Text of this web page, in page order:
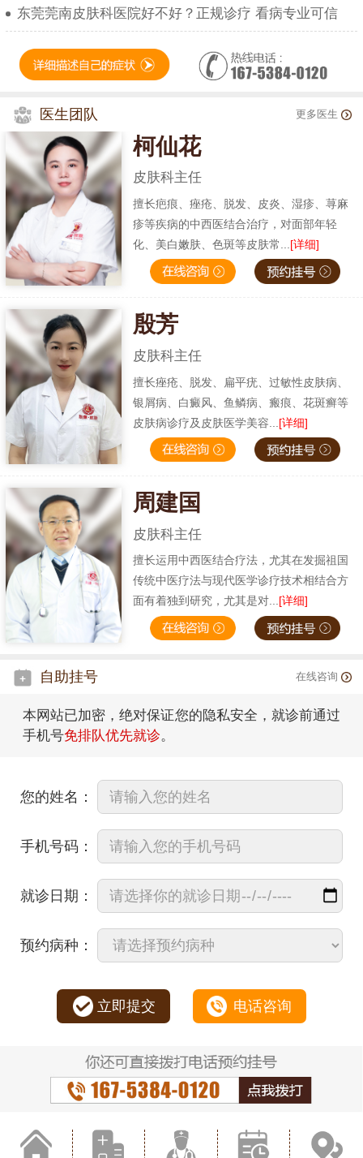
东莞莞南皮肤科医院好不好？正规诊疗 看病专业可信
医生团队 更多医生
柯仙花
皮肤科主任
擅长疤痕、痤疮、脱发、皮炎、湿疹、荨麻
疹等疾病的中西医结合治疗，对面部年轻
化、美白嫩肤、色斑等皮肤常... [详细]
殷芳
皮肤科主任
擅长痤疮、脱发、扁平疣、过敏性皮肤病、
银屑病、白癜风、鱼鳞病、瘢痕、花斑癣等
皮肤病诊疗及皮肤医学美容... [详细]
周建国
皮肤科主任
擅长运用中西医结合疗法，尤其在发掘祖国
传统中医疗法与现代医学诊疗技术相结合方
面有着独到研究，尤其是对...[详细]
自助挂号 在线咨询
本网站已加密，绝对保证您的隐私安全，就诊前通过
手机号免排队优先就诊。
您的姓名：
手机号码：
就诊日期：
预约病种：
立即提交 电话咨询